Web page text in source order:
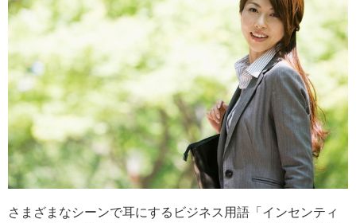
さまざまなシーンで耳にするビジネス用語「インセンティ